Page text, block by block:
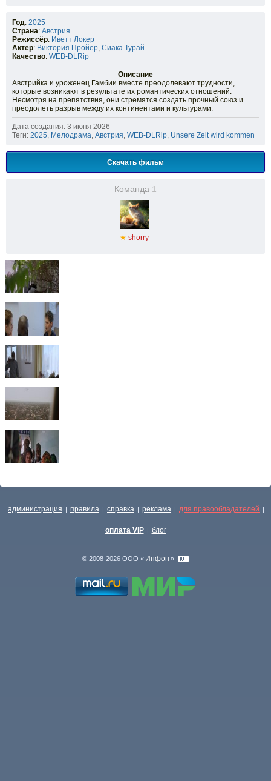
Год: 2025
Страна: Австрия
Режиссёр: Иветт Локер
Актер: Виктория Пройер, Сиака Турай
Качество: WEB-DLRip
Описание
Австрийка и уроженец Гамбии вместе преодолевают трудности,
которые возникают в результате их романтических отношений.
Несмотря на препятствия, они стремятся создать прочный союз и
преодолеть разрыв между их континентами и культурами.
Дата создания: 3 июня 2026
Теги: 2025, Мелодрама, Австрия, WEB-DLRip, Unsere Zeit wird kommen
Скачать фильм
Команда 1
★ shorry
администрация | правила | справка | реклама | для правообладателей |
оплата VIP | блог
© 2008-2026 ООО « Инфон »